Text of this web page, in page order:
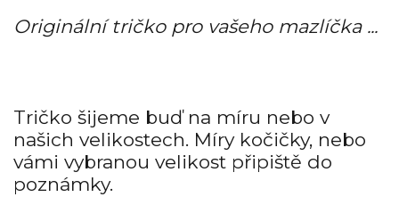
Originální tričko pro vašeho mazlíčka ...
Tričko šijeme buď na míru nebo v
našich velikostech. Míry kočičky, nebo
vámi vybranou velikost připiště do
poznámky.